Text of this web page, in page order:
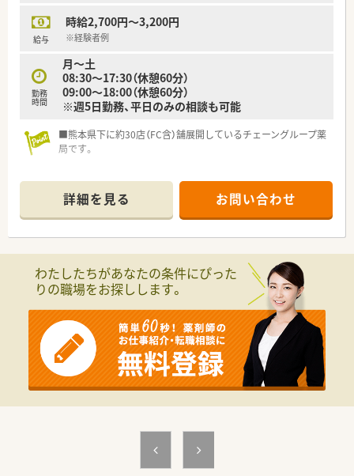
給与
時給2,700円～3,200円
※経験者例
勤務
時間
月～土
08:30～17:30（休憩60分）
09:00～18:00（休憩60分）
※週5日勤務、平日のみの相談も可能
■熊本県下に約30店（FC含）舗展開しているチェーングループ薬
局です。
弊社の社員として期間を区切ってお仕事をして頂くシステムで
す。
長期でも短期でも、ご希望に合わせてお仕事をして頂く事が可能
です。
・転職活動中にブランクを空けたくない方
・様々な薬局で経験を積みたい方
・転居や留学の予定があり、期間を区切って働きたい方
・旅行や趣味の時間等ライフスタイルに合わせて休みを調整した
い方
・高時給で効率的に働きたい方
◆派遣の魅力
・交通費は実費分支給
・週20時間以上で社会保険加入可能
詳細を見る お問い合わせ
わたしたちがあなたの条件にぴった
りの職場をお探しします。